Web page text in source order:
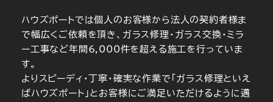
ハウズポートでは個人のお客様から法人の契約者様ま
で幅広くご依頼を頂き、ガラス修理・ガラス交換・ミラ
ー工事など年間6,000件を超える施工を行っていま
す。
よりスピーディ・丁寧・確実な作業で「ガラス修理といえ
ばハウズポート」とお客様にご満足いただけるように邁